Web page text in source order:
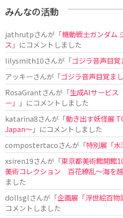
みんなの活動
jathrutpさんが「機動戦士ガンダム
ス 」にコメントしました
lilysmith10さんが「ゴジラ音声目覚
アッキーさんが「ゴジラ音声目覚ま
RosaGrantさんが「生成AIサービス
ー」
」にコメントしました
katarina8さんが「動き出す妖怪展
Japan〜」にコメントしました
compostertacoさんが「特別展「水
xsiren19さんが「東京都美術館開館
美術コレクション 百花繚乱～海を
ました
dollsglさんが「企画展「浮世絵百
コメントしました